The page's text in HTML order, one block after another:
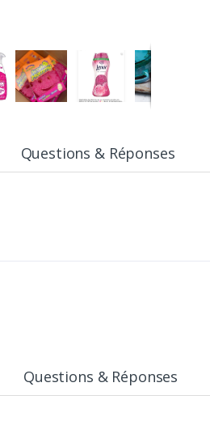
Questions & Réponses
Questions & Réponses